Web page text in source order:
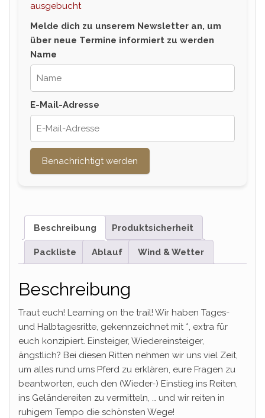
ausgebucht
Melde dich zu unserem Newsletter an, um
über neue Termine informiert zu werden
Name
E-Mail-Adresse
Benachrichtigt werden
Beschreibung Produktsicherheit
Packliste Ablauf Wind & Wetter
Beschreibung
Traut euch! Learning on the trail! Wir haben Tages-
und Halbtagesritte, gekennzeichnet mit *, extra für
euch konzipiert. Einsteiger, Wiedereinsteiger,
ängstlich? Bei diesen Ritten nehmen wir uns viel Zeit,
um alles rund ums Pferd zu erklären, eure Fragen zu
beantworten, euch den (Wieder-) Einstieg ins Reiten,
ins Geländereiten zu vermitteln, … und wir reiten in
ruhigem Tempo die schönsten Wege!